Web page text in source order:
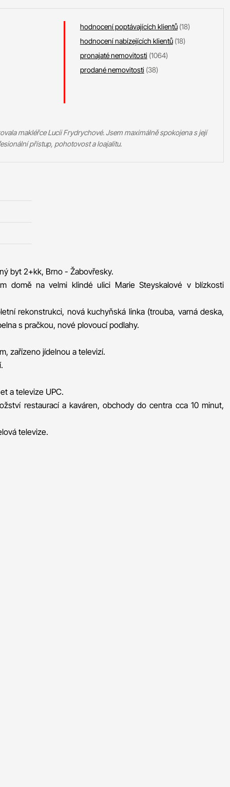
hodnocení poptávajících klientů (18)
hodnocení nabízejících klientů (18)
pronajaté nemovitosti (1064)
prodané nemovitosti (38)
makléřce Lucii Frydrychové. Jsem maximálně spokojena s její
přístup, pohotovost a loajalitu.
byt 2+kk, Brno - Žabovřesky.
domě na velmi klindé ulici Marie Steyskalové v blízkosti
rekonstrukci, nová kuchyňská linka (trouba, varná deska,
s pračkou, nové plovoucí podlahy.
zařízeno jídelnou a televizí.
a televize UPC.
restaurací a kaváren, obchody do centra cca 10 minut,
televize.